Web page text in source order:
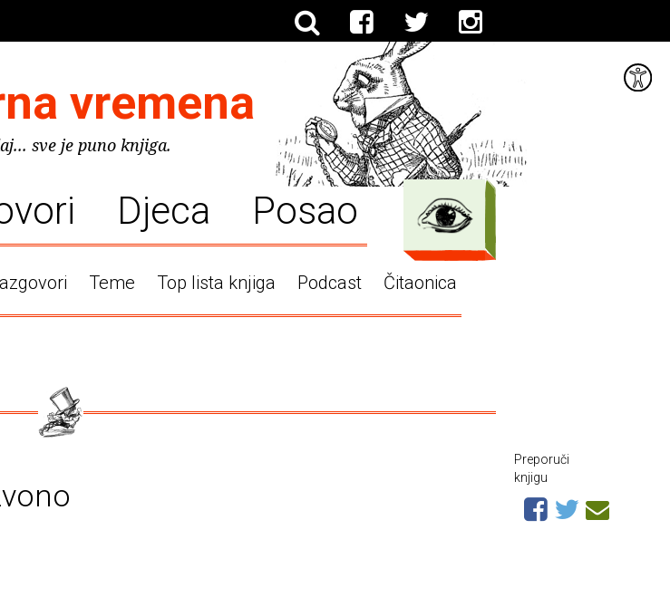
vremena
sve je puno knjiga.
Djeca Posao
Teme Top lista knjiga Podcast Čitaonica
Preporuči
knjigu